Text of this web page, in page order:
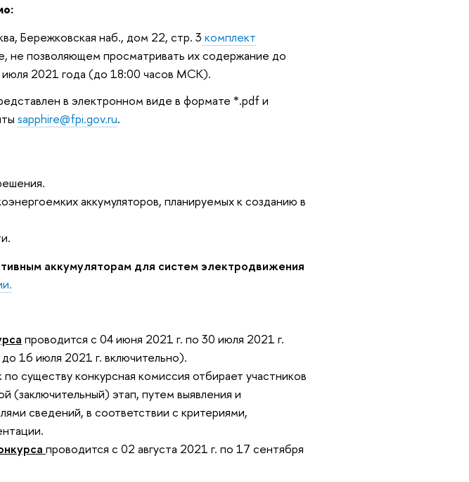
Бережковская наб., дом 22, стр. 3 комплект
не позволяющем просматривать их содержание до
2021 года(до 18:00 часов МСК).
в электронном виде в формате *.pdf и
sapphire@fpi.gov.ru.
аккумуляторов, планируемых к созданию в
аккумуляторам для систем электродвижения
.
проводится с 04 июня 2021 г. по 30 июля 2021 г.
16 июля 2021 г. включительно).
существу конкурсная комиссия отбирает участников
(заключительный) этап, путем выявления и
сведений, в соответствии с критериями,
проводится с 02 августа 2021 г. по 17 сентября